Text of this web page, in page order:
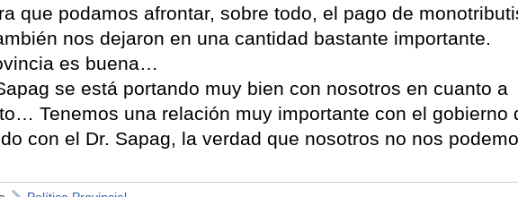
que podamos afrontar, sobre todo, el pago de
nos dejaron en una cantidad bastante importante.
es buena…
se está portando muy bien con nosotros en cuanto a
Tenemos una relación muy importante con el gobierno
con el Dr. Sapag, la verdad que nosotros no nos